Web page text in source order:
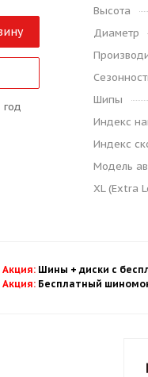
год
Высота
Диаметр
Шипы
Индекс
Индекс
Модель
XL (Extra
Акция: Шины + диски с
Акция: Бесплатный